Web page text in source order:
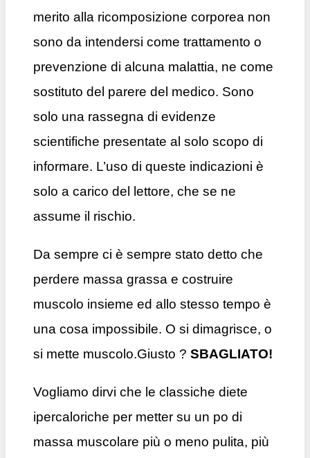
merito alla ricomposizione corporea non
sono da intendersi come trattamento o
prevenzione di alcuna malattia, ne come
sostituto del parere del medico. Sono
solo una rassegna di evidenze
scientifiche presentate al solo scopo di
informare. L’uso di queste indicazioni è
solo a carico del lettore, che se ne
assume il rischio.
Da sempre ci è sempre stato detto che
perdere massa grassa e costruire
muscolo insieme ed allo stesso tempo è
una cosa impossibile. O si dimagrisce, o
si mette muscolo.Giusto ? SBAGLIATO!
Vogliamo dirvi che le classiche diete
ipercaloriche per metter su un po di
massa muscolare più o meno pulita, più